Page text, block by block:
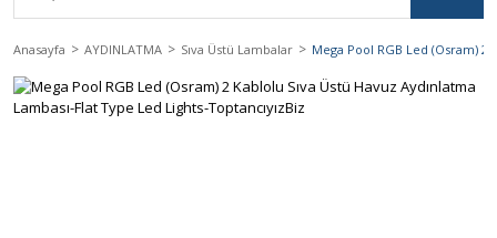
Anasayfa AYDINLATMA Sıva Üstü Lambalar Mega Pool RGB Led (Osram) 2